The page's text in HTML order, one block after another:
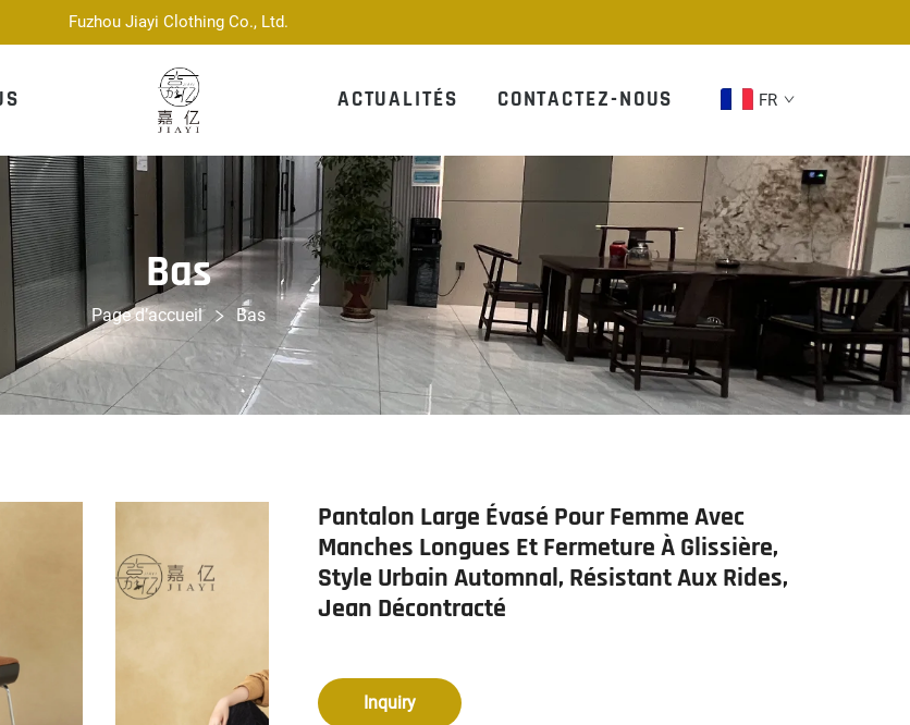
Fuzhou Jiayi Clothing Co., Ltd.
ACTUALITÉS CONTACTEZ-NOUS FR
Bas
Page d’accueil Bas
Pantalon Large Évasé Pour Femme Avec
Manches Longues Et Fermeture À Glissière,
Style Urbain Automnal, Résistant Aux Rides,
Jean Décontracté
Inquiry